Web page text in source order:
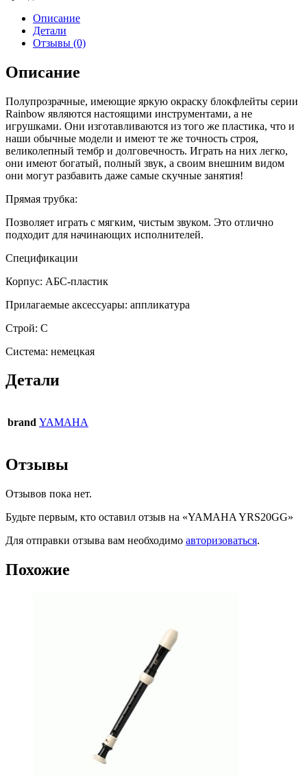
Описание
Детали
Отзывы (0)
Описание
Полупрозрачные, имеющие яркую окраску блокфлейты серии
Rainbow являются настоящими инструментами, а не
игрушками. Они изготавливаются из того же пластика, что и
наши обычные модели и имеют те же точность строя,
великолепный тембр и долговечность. Играть на них легко,
они имеют богатый, полный звук, а своим внешним видом
они могут разбавить даже самые скучные занятия!
Прямая трубка:
Позволяет играть с мягким, чистым звуком. Это отлично
подходит для начинающих исполнителей.
Спецификации
Корпус: АБС-пластик
Прилагаемые аксессуары: аппликатура
Строй: C
Система: немецкая
Детали
brand YAMAHA
Отзывы
Отзывов пока нет.
Будьте первым, кто оставил отзыв на «YAMAHA YRS20GG»
Для отправки отзыва вам необходимо авторизоваться.
Похожие